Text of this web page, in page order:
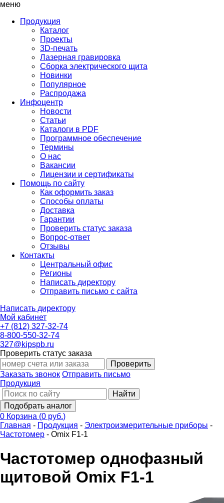
меню
Продукция
Каталог
Проекты
3D-печать
Лазерная гравировка
Сборка электрического щита
Новинки
Популярное
Распродажа
Инфоцентр
Новости
Статьи
Каталоги в PDF
Программное обеспечение
Термины
О нас
Вакансии
Лицензии и сертификаты
Помощь по сайту
Как оформить заказ
Способы оплаты
Доставка
Гарантии
Проверить статус заказа
Вопрос-ответ
Отзывы
Контакты
Центральный офис
Регионы
Написать директору
Отправить письмо с сайта
Написать директору
Мой кабинет
+7 (812) 327-32-74
8-800-550-32-74
327@kipspb.ru
Проверить статус заказа
Проверить
Заказать звонок Отправить письмо
Продукция
Найти
Подобрать аналог
0 Корзина (0 руб.)
Главная - Продукция - Электроизмерительные приборы -
Частотомер - Omix F1-1
Частотомер однофазный
щитовой Omix F1-1